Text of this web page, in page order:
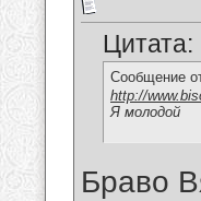
Цитата:
Сообщение
http://
Я молодой
Браво